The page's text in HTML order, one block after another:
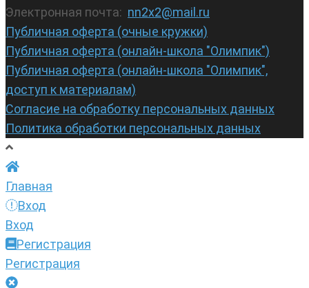
Электронная почта: nn2x2@mail.ru
Публичная оферта (очные кружки)
Публичная оферта (онлайн-школа "Олимпик")
Публичная оферта (онлайн-школа "Олимпик",
доступ к материалам)
Согласие на обработку персональных данных
Политика обработки персональных данных
Главная
Вход
Вход
Регистрация
Регистрация